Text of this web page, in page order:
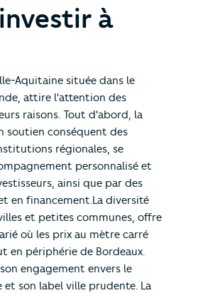
à
Aquitaine située dans le
attire l'attention des
raisons. Tout d'abord, la
soutien conséquent des
régionales, se
personnalisé et
ainsi que par des
en financement.La diversité
et petites communes, offre
où les prix au mètre carré
périphérie de Bordeaux.
engagement envers le
son label ville prudente. La